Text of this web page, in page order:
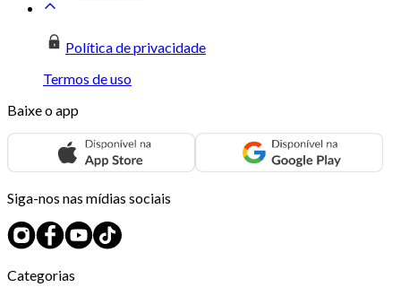
Política de privacidade
Termos de uso
Baixe o app
Siga-nos nas mídias sociais
Categorias